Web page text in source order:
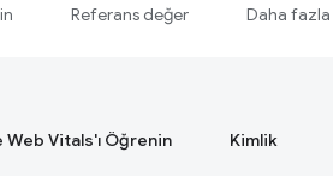
Referans değer Daha fazla
Web Vitals'ı Öğrenin Kimlik